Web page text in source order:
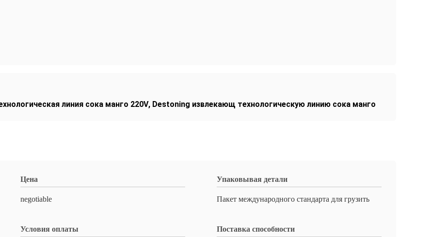
линия сока манго 220V, Destoning извлекающ технологическую линию сока манго
Цена
negotiable
Упаковывая детали
Пакет международного стандарта для грузить
Условия оплаты Поставка способности